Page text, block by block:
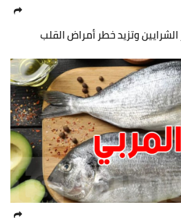
وتزيد خطر أمراض القلب